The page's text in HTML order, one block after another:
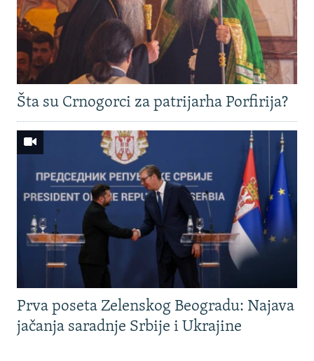
Šta su Crnogorci za patrijarha Porfirija?
Prva poseta Zelenskog Beogradu: Najava
jačanja saradnje Srbije i Ukrajine